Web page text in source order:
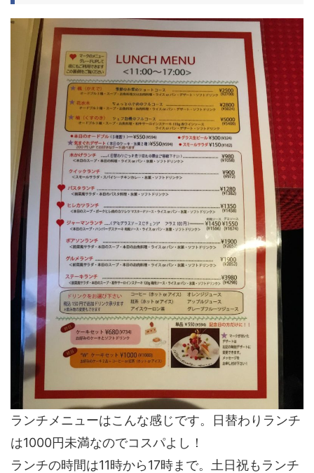
ランチメニューはこんな感じです。日替わりランチ
は1000円未満なのでコスパよし！
ランチの時間は11時から17時まで。 土日祝もランチ